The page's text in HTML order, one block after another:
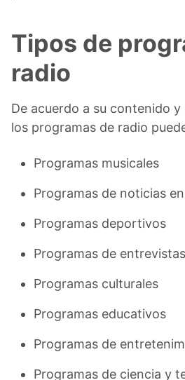
Tipos de
radio
De acuerdo a su contenido
los programas de radio
Programas musicales
Programas de noticias
Programas deportivos
Programas de entrevistas
Programas culturales
Programas educativos
Programas de
Programas de ciencia y